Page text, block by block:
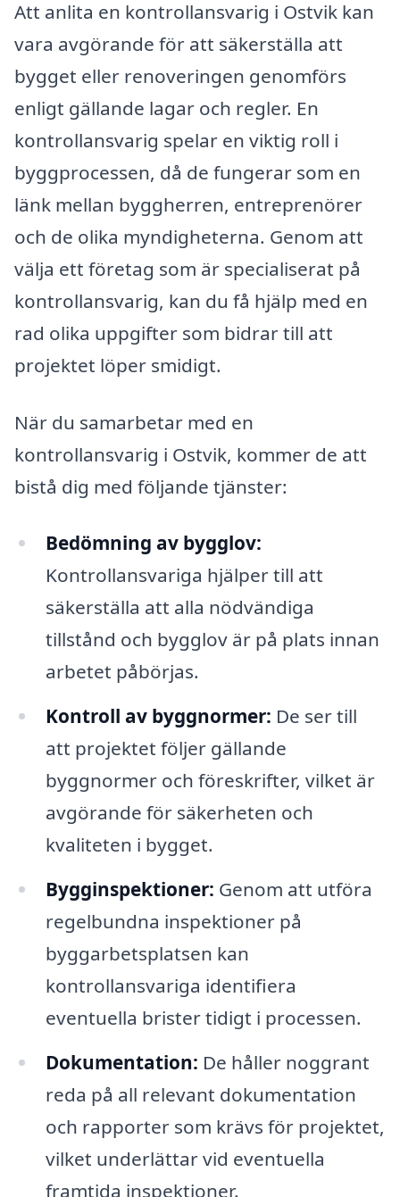
Att anlita en kontrollansvarig i Ostvik kan
vara avgörande för att säkerställa att
bygget eller renoveringen genomförs
enligt gällande lagar och regler. En
kontrollansvarig spelar en viktig roll i
byggprocessen, då de fungerar som en
länk mellan byggherren, entreprenörer
och de olika myndigheterna. Genom att
välja ett företag som är specialiserat på
kontrollansvarig, kan du få hjälp med en
rad olika uppgifter som bidrar till att
projektet löper smidigt.
När du samarbetar med en
kontrollansvarig i Ostvik, kommer de att
bistå dig med följande tjänster:
Bedömning av bygglov:
Kontrollansvariga hjälper till att
säkerställa att alla nödvändiga
tillstånd och bygglov är på plats innan
arbetet påbörjas.
Kontroll av byggnormer: De ser till
att projektet följer gällande
byggnormer och föreskrifter, vilket är
avgörande för säkerheten och
kvaliteten i bygget.
Bygginspektioner: Genom att utföra
regelbundna inspektioner på
byggarbetsplatsen kan
kontrollansvariga identifiera
eventuella brister tidigt i processen.
Dokumentation: De håller noggrant
reda på all relevant dokumentation
och rapporter som krävs för projektet,
vilket underlättar vid eventuella
framtida inspektioner.